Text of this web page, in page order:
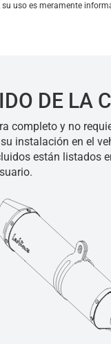
su uso es meramente
DE LA
completo y no
instalación en el
están listados